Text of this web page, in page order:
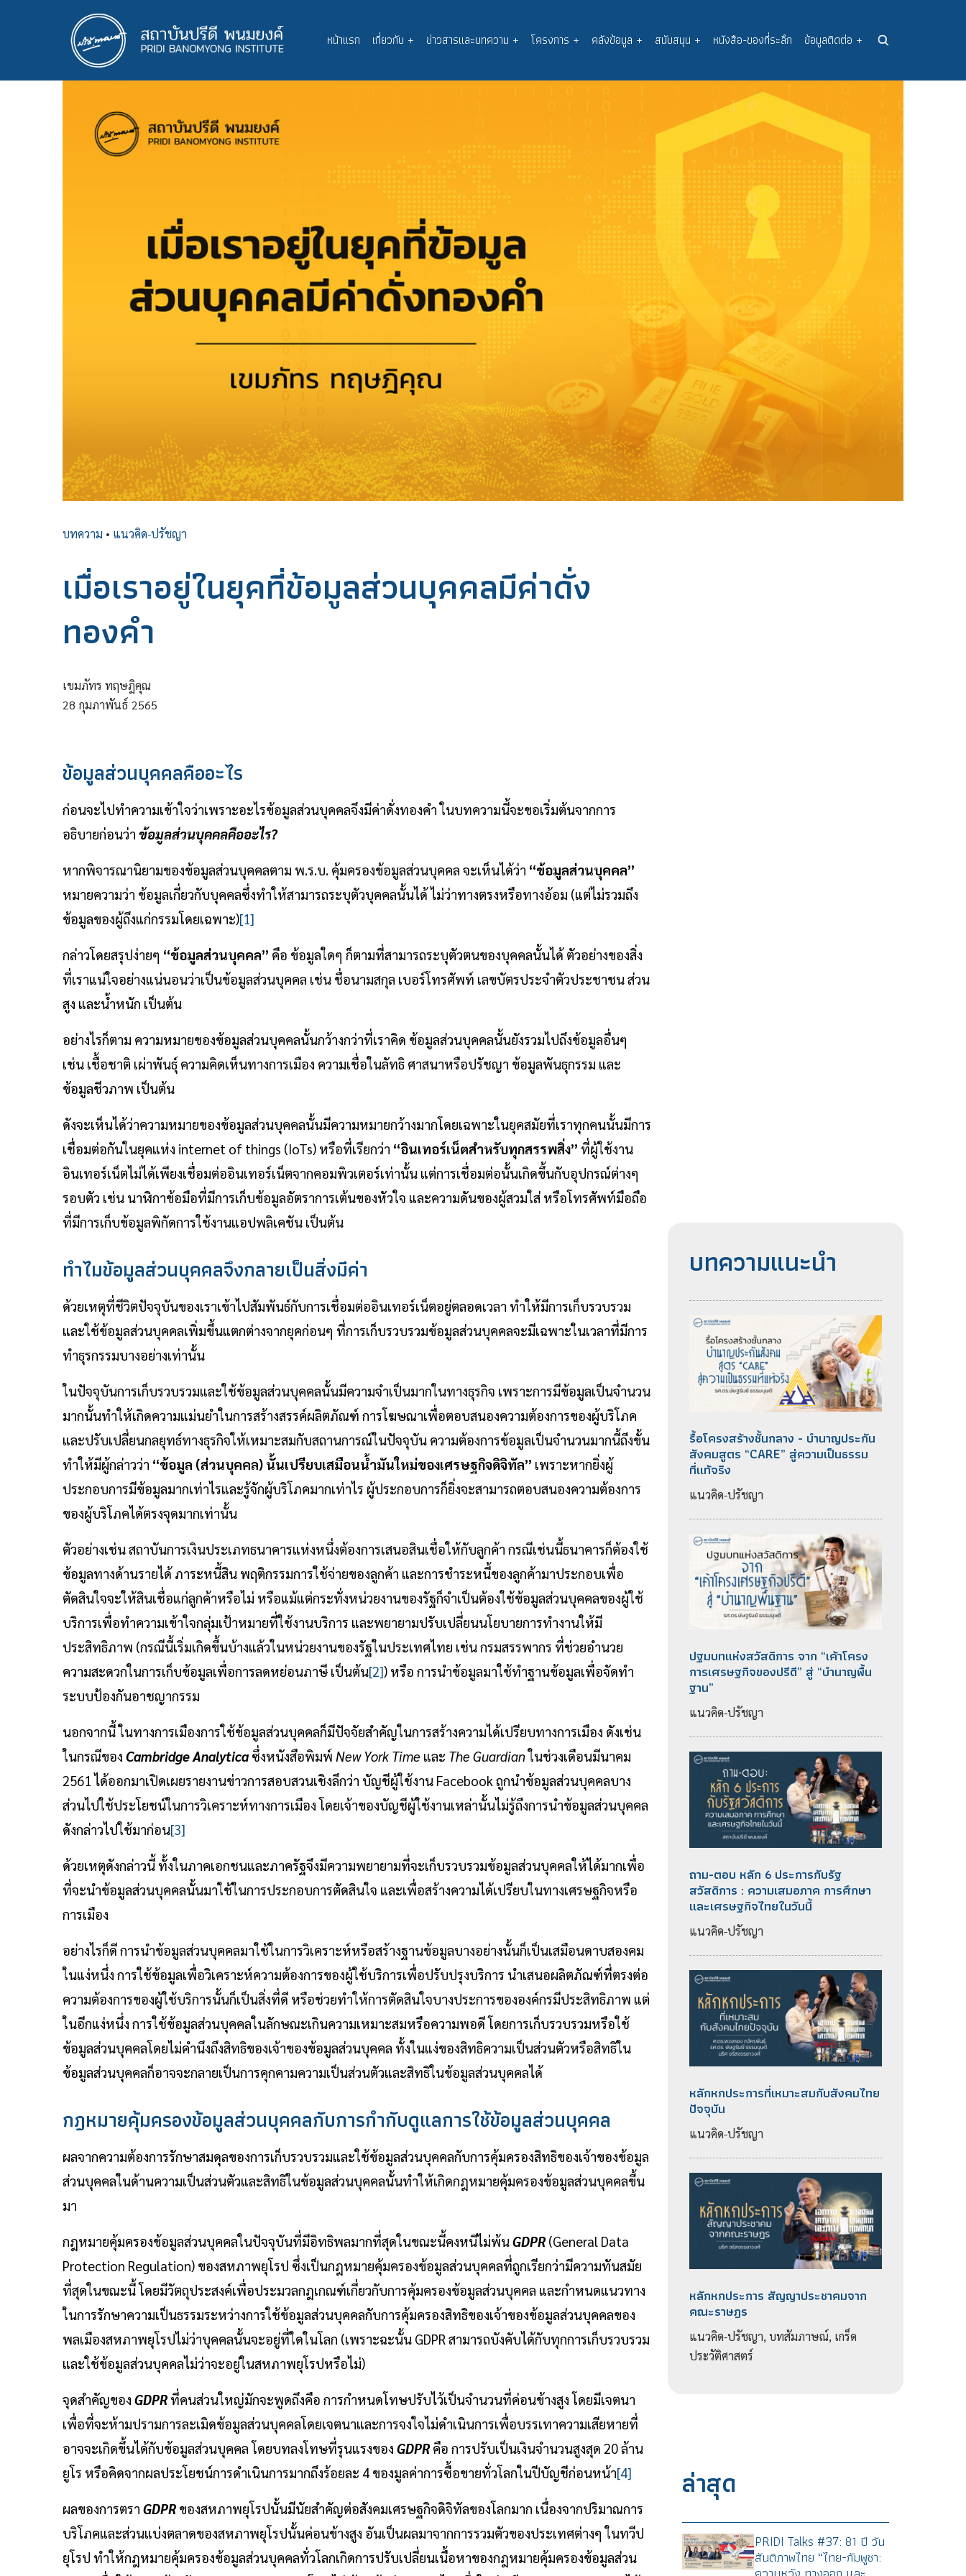
Main
navigation
หน้าแรก เกี่ยวกับ + ข่าวสารและบทความ + โครงการ + คลังข้อมูล + สนับสนุน + หนังสือ-ของที่ระลึก ข้อมูลติดต่อ +
บทความ • แนวคิด-ปรัชญา
เมื่อเราอยู่ในยุคที่ข้อมูลส่วนบุคคลมีค่าดั่ง
ทองคำ
เขมภัทร ทฤษฎิคุณ
28 กุมภาพันธ์ 2565
ข้อมูลส่วนบุคคลคืออะไร
ก่อนจะไปทำความเข้าใจว่าเพราะอะไรข้อมูลส่วนบุคคลจึงมีค่าดั่งทองคำ ในบทความนี้จะขอเริ่มต้นจากการ
อธิบายก่อนว่า ข้อมูลส่วนบุคคลคืออะไร?
หากพิจารณานิยามของข้อมูลส่วนบุคคลตาม พ.ร.บ. คุ้มครองข้อมูลส่วนบุคคล จะเห็นได้ว่า “ข้อมูลส่วนบุคคล”
หมายความว่า ข้อมูลเกี่ยวกับบุคคลซึ่งทำให้สามารถระบุตัวบุคคลนั้นได้ ไม่ว่าทางตรงหรือทางอ้อม (แต่ไม่รวมถึง
ข้อมูลของผู้ถึงแก่กรรมโดยเฉพาะ)[1]
กล่าวโดยสรุปง่ายๆ “ข้อมูลส่วนบุคคล” คือ ข้อมูลใดๆ ก็ตามที่สามารถระบุตัวตนของบุคคลนั้นได้ ตัวอย่างของสิ่ง
ที่เราแน่ใจอย่างแน่นอนว่าเป็นข้อมูลส่วนบุคคล เช่น ชื่อนามสกุล เบอร์โทรศัพท์ เลขบัตรประจำตัวประชาชน ส่วน
สูง และน้ำหนัก เป็นต้น
อย่างไรก็ตาม ความหมายของข้อมูลส่วนบุคคลนั้นกว้างกว่าที่เราคิด ข้อมูลส่วนบุคคลนั้นยังรวมไปถึงข้อมูลอื่นๆ
เช่น เชื้อชาติ เผ่าพันธุ์ ความคิดเห็นทางการเมือง ความเชื่อในลัทธิ ศาสนาหรือปรัชญา ข้อมูลพันธุกรรม และ
ข้อมูลชีวภาพ เป็นต้น
ดังจะเห็นได้ว่าความหมายของข้อมูลส่วนบุคคลนั้นมีความหมายกว้างมากโดยเฉพาะในยุคสมัยที่เราทุกคนนั้นมีการ
เชื่อมต่อกันในยุคแห่ง internet of things (IoTs) หรือที่เรียกว่า “อินเทอร์เน็ตสำหรับทุกสรรพสิ่ง” ที่ผู้ใช้งาน
อินเทอร์เน็ตไม่ได้เพียงเชื่อมต่ออินเทอร์เน็ตจากคอมพิวเตอร์เท่านั้น แต่การเชื่อมต่อนั้นเกิดขึ้นกับอุปกรณ์ต่างๆ
รอบตัว เช่น นาฬิกาข้อมือที่มีการเก็บข้อมูลอัตราการเต้นของหัวใจ และความดันของผู้สวมใส่ หรือโทรศัพท์มือถือ
ที่มีการเก็บข้อมูลพิกัดการใช้งานแอปพลิเคชัน เป็นต้น
ทำไมข้อมูลส่วนบุคคลจึงกลายเป็นสิ่งมีค่า
ด้วยเหตุที่ชีวิตปัจจุบันของเราเข้าไปสัมพันธ์กับการเชื่อมต่ออินเทอร์เน็ตอยู่ตลอดเวลา ทำให้มีการเก็บรวบรวม
และใช้ข้อมูลส่วนบุคคลเพิ่มขึ้นแตกต่างจากยุคก่อนๆ ที่การเก็บรวบรวมข้อมูลส่วนบุคคลจะมีเฉพาะในเวลาที่มีการ
ทำธุรกรรมบางอย่างเท่านั้น
ในปัจจุบันการเก็บรวบรวมและใช้ข้อมูลส่วนบุคคลนั้นมีความจำเป็นมากในทางธุรกิจ เพราะการมีข้อมูลเป็นจำนวน
มากนั้นทำให้เกิดความแม่นยำในการสร้างสรรค์ผลิตภัณฑ์ การโฆษณาเพื่อตอบสนองความต้องการของผู้บริโภค
และปรับเปลี่ยนกลยุทธ์ทางธุรกิจให้เหมาะสมกับสถานการณ์ในปัจจุบัน ความต้องการข้อมูลเป็นจำนวนมากนี้ถึงขั้น
ทำให้มีผู้กล่าวว่า “ข้อมูล (ส่วนบุคคล) นั้นเปรียบเสมือนน้ำมันใหม่ของเศรษฐกิจดิจิทัล” เพราะหากยิ่งผู้
ประกอบการมีข้อมูลมากเท่าไรและรู้จักผู้บริโภคมากเท่าไร ผู้ประกอบการก็ยิ่งจะสามารถตอบสนองความต้องการ
ของผู้บริโภคได้ตรงจุดมากเท่านั้น
ตัวอย่างเช่น สถาบันการเงินประเภทธนาคารแห่งหนึ่งต้องการเสนอสินเชื่อให้กับลูกค้า กรณีเช่นนี้ธนาคารก็ต้องใช้
ข้อมูลทางด้านรายได้ ภาระหนี้สิน พฤติกรรมการใช้จ่ายของลูกค้า และการชำระหนี้ของลูกค้ามาประกอบเพื่อ
ตัดสินใจจะให้สินเชื่อแก่ลูกค้าหรือไม่ หรือแม้แต่กระทั่งหน่วยงานของรัฐก็จำเป็นต้องใช้ข้อมูลส่วนบุคคลของผู้ใช้
บริการเพื่อทำความเข้าใจกลุ่มเป้าหมายที่ใช้งานบริการ และพยายามปรับเปลี่ยนนโยบายการทำงานให้มี
ประสิทธิภาพ (กรณีนี้เริ่มเกิดขึ้นบ้างแล้วในหน่วยงานของรัฐในประเทศไทย เช่น กรมสรรพากร ที่ช่วยอำนวย
ความสะดวกในการเก็บข้อมูลเพื่อการลดหย่อนภาษี เป็นต้น[2]) หรือ การนำข้อมูลมาใช้ทำฐานข้อมูลเพื่อจัดทำ
ระบบป้องกันอาชญากรรม
นอกจากนี้ ในทางการเมืองการใช้ข้อมูลส่วนบุคคลก็มีปัจจัยสำคัญในการสร้างความได้เปรียบทางการเมือง ดังเช่น
ในกรณีของ Cambridge Analytica ซึ่งหนังสือพิมพ์ New York Time และ The Guardianในช่วงเดือนมีนาคม
2561 ได้ออกมาเปิดเผยรายงานข่าวการสอบสวนเชิงลึกว่า บัญชีผู้ใช้งาน Facebook ถูกนำข้อมูลส่วนบุคคลบาง
ส่วนไปใช้ประโยชน์ในการวิเคราะห์ทางการเมือง โดยเจ้าของบัญชีผู้ใช้งานเหล่านั้นไม่รู้ถึงการนำข้อมูลส่วนบุคคล
ดังกล่าวไปใช้มาก่อน[3]
ด้วยเหตุดังกล่าวนี้ ทั้งในภาคเอกชนและภาครัฐจึงมีความพยายามที่จะเก็บรวบรวมข้อมูลส่วนบุคคลให้ได้มากเพื่อ
ที่จะนำข้อมูลส่วนบุคคลนั้นมาใช้ในการประกอบการตัดสินใจ และเพื่อสร้างความได้เปรียบในทางเศรษฐกิจหรือ
การเมือง
อย่างไรก็ดี การนำข้อมูลส่วนบุคคลมาใช้ในการวิเคราะห์หรือสร้างฐานข้อมูลบางอย่างนั้นก็เป็นเสมือนดาบสองคม
ในแง่หนึ่ง การใช้ข้อมูลเพื่อวิเคราะห์ความต้องการของผู้ใช้บริการเพื่อปรับปรุงบริการ นำเสนอผลิตภัณฑ์ที่ตรงต่อ
ความต้องการของผู้ใช้บริการนั้นก็เป็นสิ่งที่ดี หรือช่วยทำให้การตัดสินใจบางประการขององค์กรมีประสิทธิภาพ แต่
ในอีกแง่หนึ่ง การใช้ข้อมูลส่วนบุคคลในลักษณะเกินความเหมาะสมหรือความพอดี โดยการเก็บรวบรวมหรือใช้
ข้อมูลส่วนบุคคลโดยไม่คำนึงถึงสิทธิของเจ้าของข้อมูลส่วนบุคคล ทั้งในแง่ของสิทธิความเป็นส่วนตัวหรือสิทธิใน
ข้อมูลส่วนบุคคลก็อาจจะกลายเป็นการคุกคามความเป็นส่วนตัวและสิทธิในข้อมูลส่วนบุคคลได้
กฎหมายคุ้มครองข้อมูลส่วนบุคคลกับการกำกับดูแลการใช้ข้อมูลส่วนบุคคล
ผลจากความต้องการรักษาสมดุลของการเก็บรวบรวมและใช้ข้อมูลส่วนบุคคลกับการคุ้มครองสิทธิของเจ้าของข้อมูล
ส่วนบุคคลในด้านความเป็นส่วนตัวและสิทธิในข้อมูลส่วนบุคคลนั้นทำให้เกิดกฎหมายคุ้มครองข้อมูลส่วนบุคคลขึ้น
มา
กฎหมายคุ้มครองข้อมูลส่วนบุคคลในปัจจุบันที่มีอิทธิพลมากที่สุดในขณะนี้คงหนีไม่พ้นGDPR (General Data
Protection Regulation) ของสหภาพยุโรป ซึ่งเป็นกฎหมายคุ้มครองข้อมูลส่วนบุคคลที่ถูกเรียกว่ามีความทันสมัย
ที่สุดในขณะนี้ โดยมีวัตถุประสงค์เพื่อประมวลกฎเกณฑ์เกี่ยวกับการคุ้มครองข้อมูลส่วนบุคคล และกำหนดแนวทาง
ในการรักษาความเป็นธรรมระหว่างการใช้ข้อมูลส่วนบุคคลกับการคุ้มครองสิทธิของเจ้าของข้อมูลส่วนบุคคลของ
พลเมืองสหภาพยุโรปไม่ว่าบุคคลนั้นจะอยู่ที่ใดในโลก (เพราะฉะนั้น GDPR สามารถบังคับได้กับทุกการเก็บรวบรวม
และใช้ข้อมูลส่วนบุคคลไม่ว่าจะอยู่ในสหภาพยุโรปหรือไม่)
จุดสำคัญของ GDPR ที่คนส่วนใหญ่มักจะพูดถึงคือ การกำหนดโทษปรับไว้เป็นจำนวนที่ค่อนข้างสูง โดยมีเจตนา
เพื่อที่จะห้ามปรามการละเมิดข้อมูลส่วนบุคคลโดยเจตนาและการจงใจไม่ดำเนินการเพื่อบรรเทาความเสียหายที่
อาจจะเกิดขึ้นได้กับข้อมูลส่วนบุคคล โดยบทลงโทษที่รุนแรงของ GDPR คือ การปรับเป็นเงินจำนวนสูงสุด 20 ล้าน
ยูโร หรือคิดจากผลประโยชน์การดำเนินการมากถึงร้อยละ 4 ของมูลค่าการซื้อขายทั่วโลกในปีบัญชีก่อนหน้า[4]
ผลของการตรา GDPR ของสหภาพยุโรปนั้นมีนัยสำคัญต่อสังคมเศรษฐกิจดิจิทัลของโลกมาก เนื่องจากปริมาณการ
บริโภคและส่วนแบ่งตลาดของสหภาพยุโรปนั้นค่อนข้างสูง อันเป็นผลมาจากการรวมตัวของประเทศต่างๆ ในทวีป
ยุโรป ทำให้กฎหมายคุ้มครองข้อมูลส่วนบุคคลทั่วโลกเกิดการปรับเปลี่ยนเนื้อหาของกฎหมายคุ้มครองข้อมูลส่วน
บทความแนะนำ
รื้อโครงสร้างชั้นกลาง - บำนาญประกัน
สังคมสูตร “CARE” สู่ความเป็นธรรม
ที่แท้จริง
แนวคิด-ปรัชญา
ปฐมบทแห่งสวัสดิการ จาก “เค้าโครง
การเศรษฐกิจของปรีดี” สู่ “บำนาญพื้น
ฐาน”
แนวคิด-ปรัชญา
ถาม-ตอบ หลัก 6 ประการกับรัฐ
สวัสดิการ : ความเสมอภาค การศึกษา
และเศรษฐกิจไทยในวันนี้
แนวคิด-ปรัชญา
หลักหกประการที่เหมาะสมกับสังคมไทย
ปัจจุบัน
แนวคิด-ปรัชญา
หลักหกประการ สัญญาประชาคมจาก
คณะราษฎร
แนวคิด-ปรัชญา, บทสัมภาษณ์, เกร็ด
ประวัติศาสตร์
ล่าสุด
PRIDI Talks #37: 81 ปี วัน
สันติภาพไทย “ไทย-กัมพูชา: